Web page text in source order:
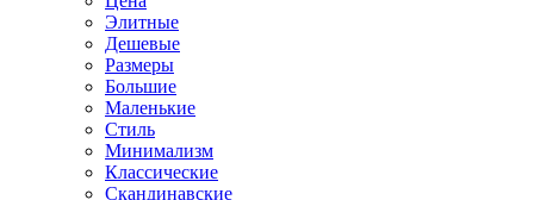
Элитные
Дешевые
Размеры
Большие
Маленькие
Стиль
Минимализм
Классические
Скандинавские